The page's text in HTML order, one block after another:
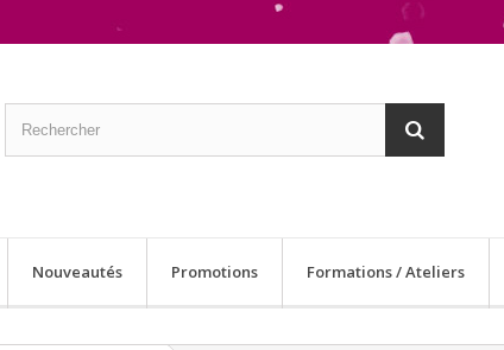
Nouveautés Promotions Formations / Ateliers